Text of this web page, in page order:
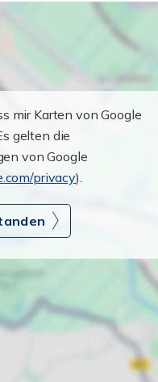
mir Karten von Google
gelten die
von Google
privacy).